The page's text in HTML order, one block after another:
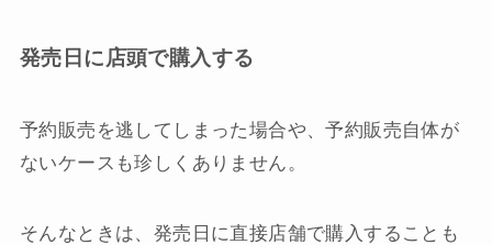
発売日に店頭で購入する
予約販売を逃してしまった場合や、予約販売自体が
ないケースも珍しくありません。
そんなときは、発売日に直接店舗で購入することも